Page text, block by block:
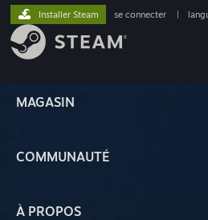
MAGASIN
COMMUNAUTÉ
À PROPOS
Installer Steam se connecter